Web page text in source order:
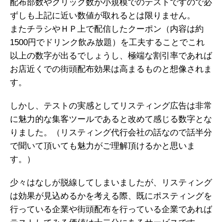
配布部数やクリック数が小規模でのテストですので必
ずしも上記に近い数値が取れるとは限りません。
またチラシやＨＰ上で配信したクーポン（内容は約
1500円でドリンク飲み放題）を工夫することでこれ
以上の数字が出るでしょうし、極端な割引率であれば
お店近くでの街頭配布効果は高まるものと想像されま
す。
しかし、テストの実感としてリスティング広告は非常
に魅力的な集客ツールであると改めて感じる数字とな
りました。（リスティング代行会社の話なので話半分
で聞いて頂いても魅力がご理解頂けるかと思いま
す。）
少々はなしが脱線してしまいましたが、リスティング
は効果が見込めるかを考える際、既にポスティングを
行っている企業や街頭配布を行っている企業であれば